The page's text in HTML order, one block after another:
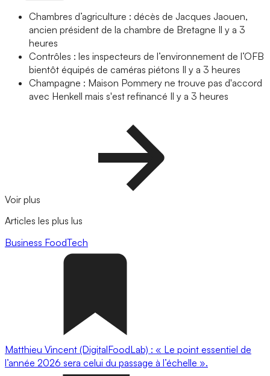
Chambres d’agriculture : décès de Jacques Jaouen,
ancien président de la chambre de Bretagne Il y a 3
heures
Contrôles : les inspecteurs de l’environnement de l’OFB
bientôt équipés de caméras piétons Il y a 3 heures
Champagne : Maison Pommery ne trouve pas d'accord
avec Henkell mais s'est refinancé Il y a 3 heures
Voir plus
Articles les plus lus
Business FoodTech
Matthieu Vincent (DigitalFoodLab) : « Le point essentiel de
l’année 2026 sera celui du passage à l’échelle ».